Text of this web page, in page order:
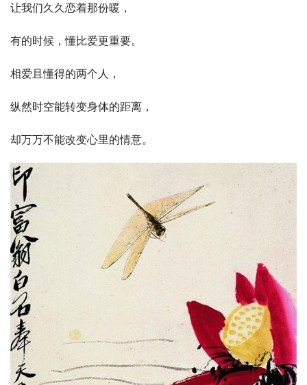
让我们久久恋着那份暖，
有的时候，懂比爱更重要。
相爱且懂得的两个人，
纵然时空能转变身体的距离，
却万万不能改变心里的情意。